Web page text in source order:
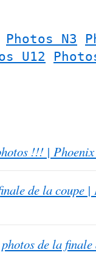
Photos N3
U12
!!! |
de la coupe
de la